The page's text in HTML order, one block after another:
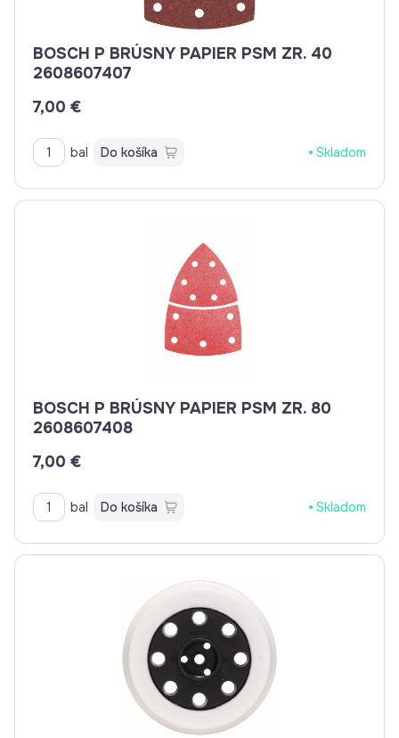
BOSCH P BRÚSNY PAPIER PSM ZR. 40
2608607407
7,00 €
bal Do košíka Skladom
BOSCH P BRÚSNY PAPIER PSM ZR. 80
2608607408
7,00 €
bal Do košíka Skladom